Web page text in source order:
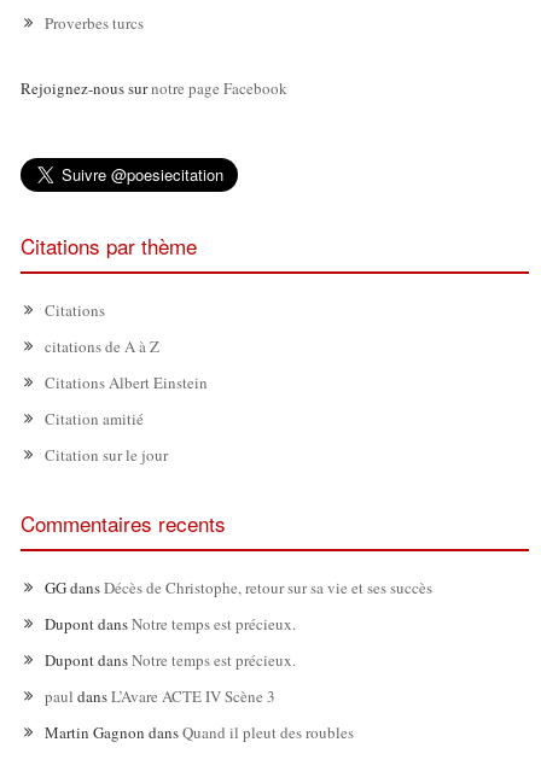
Proverbes turcs
Rejoignez-nous surnotre page Facebook
Citations par thème
Citations
citations de A à Z
Citations Albert Einstein
Citation amitié
Citation sur le jour
Commentaires recents
GGdansDécès de Christophe, retour sur sa vie et ses succès
DupontdansNotre temps est précieux.
DupontdansNotre temps est précieux.
paul dansL’Avare ACTE IV Scène 3
Martin Gagnon dansQuand il pleut des roubles